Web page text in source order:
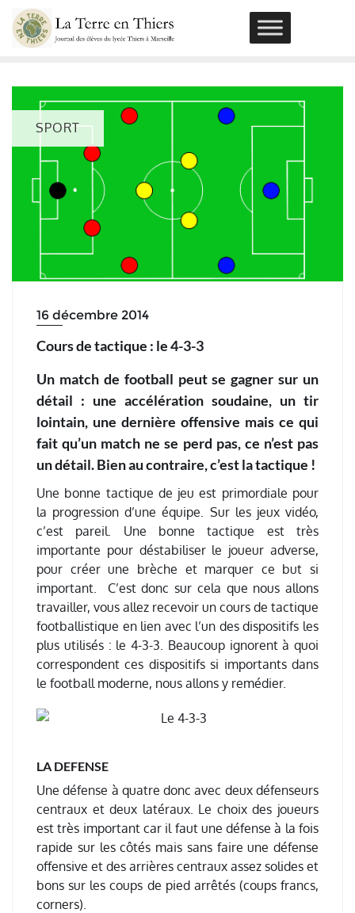
Skip
content
SPORT
16 décembre 2014
Cours de tactique : le 4-3-3
Un match de football peut se gagner sur un
détail : une accélération soudaine, un tir
lointain, une dernière offensive mais ce qui
fait qu’un match ne se perd pas, ce n’est pas
un détail. Bien au contraire, c’est la tactique !
Une bonne tactique de jeu est primordiale pour
la progression d’une équipe. Sur les jeux vidéo,
c’est pareil. Une bonne tactique est très
importante pour déstabiliser le joueur adverse,
pour créer une brèche et marquer ce but si
important. C’est donc sur cela que nous allons
travailler, vous allez recevoir un cours de tactique
footballistique en lien avec l’un des dispositifs les
plus utilisés : le 4-3-3. Beaucoup ignorent à quoi
correspondent ces dispositifs si importants dans
le football moderne, nous allons y remédier.
LA DEFENSE
Une défense à quatre donc avec deux défenseurs
centraux et deux latéraux. Le choix des joueurs
est très important car il faut une défense à la fois
rapide sur les côtés mais sans faire une défense
offensive et des arrières centraux assez solides et
bons sur les coups de pied arrêtés (coups francs,
corners).